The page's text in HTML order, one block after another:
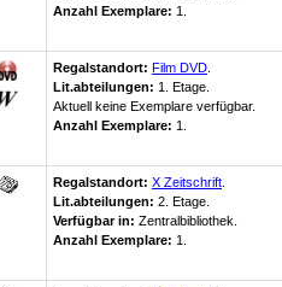
Anzahl Exemplare: 1.
Regalstandort: Film DVD
Lit.abteilungen: 1. Etage.
Aktuell keine Exemplare verfügbar.
Anzahl Exemplare: 1.
Regalstandort: X Zeitschrift
Lit.abteilungen: 2. Etage.
Verfügbar in: Zentralbibliothek
Anzahl Exemplare: 1.